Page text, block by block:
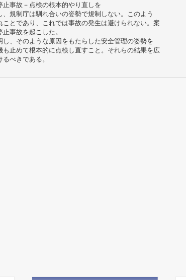
事故－点検の根本的やり直しを
規制庁は馴れ合いの姿勢で規制しない。このよう
とであり、これでは事故の発生は避けられない。案
事故を起こした。
、そのような原因をもたらした安全管理の姿勢を
止めて根本的に点検し直すこと。それらの結果を広
べきである。